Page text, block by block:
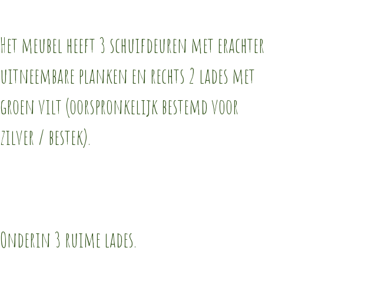
Het meubel heeft 3 schuifdeuren met erachter
uitneembare planken en rechts 2 lades met
groen vilt (oorspronkelijk bestemd voor
zilver / bestek).
Onderin 3 ruime lades.